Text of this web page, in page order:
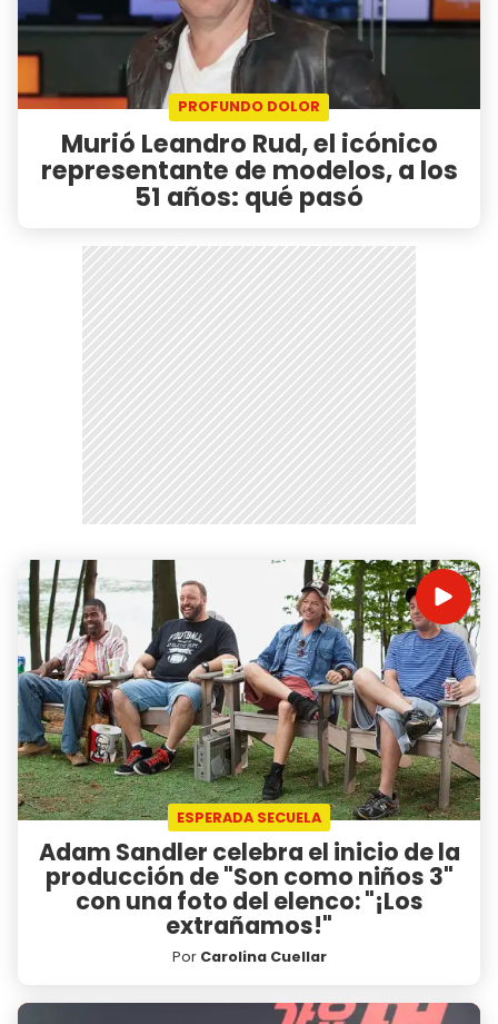
PROFUNDO DOLOR
Murió Leandro Rud, el icónico
representante de modelos, a los
51 años: qué pasó
ESPERADA SECUELA
Adam Sandler celebra el inicio de la
producción de "Son como niños 3"
con una foto del elenco: "¡Los
extrañamos!"
Por Carolina Cuellar